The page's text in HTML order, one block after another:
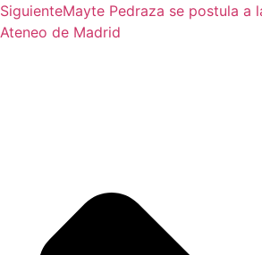
SiguienteMayte Pedraza se postula a
Ateneo de Madrid